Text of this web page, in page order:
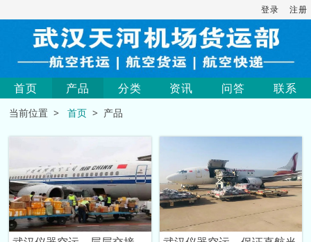
登录 注册
首页 产品 分类 资讯 问答 联系
当前位置 >首页 > 产品